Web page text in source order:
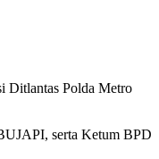
Ditlantas Polda Metro
serta Ketum BPD